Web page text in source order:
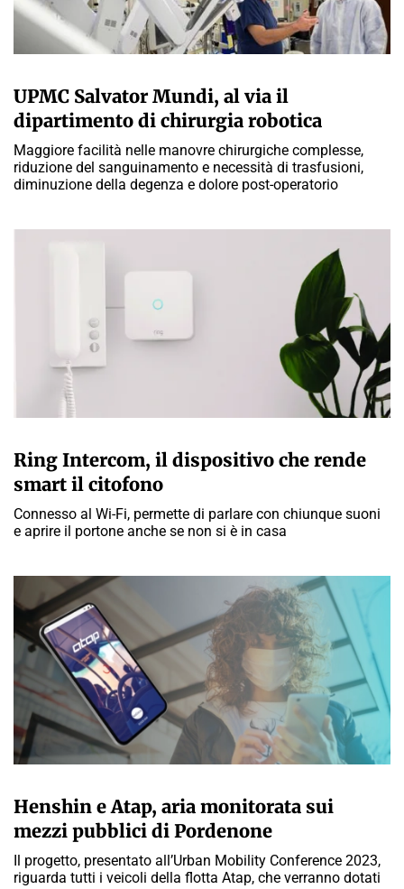
UPMC Salvator Mundi, al via il
dipartimento di chirurgia robotica
Maggiore facilità nelle manovre chirurgiche complesse,
riduzione del sanguinamento e necessità di trasfusioni,
diminuzione della degenza e dolore post-operatorio
Ring Intercom, il dispositivo che rende
smart il citofono
Connesso al Wi-Fi, permette di parlare con chiunque suoni
e aprire il portone anche se non si è in casa
Henshin e Atap, aria monitorata sui
mezzi pubblici di Pordenone
Il progetto, presentato all’Urban Mobility Conference 2023,
riguarda tutti i veicoli della flotta Atap, che verranno dotati